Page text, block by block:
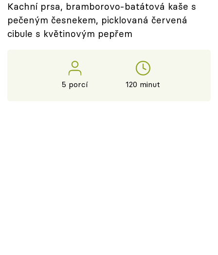
Sledujte nás
Kachní prsa, bramborovo-batátová kaše s
pečeným česnekem, picklovaná červená
cibule s květinovým pepřem
5 porcí 120 minut